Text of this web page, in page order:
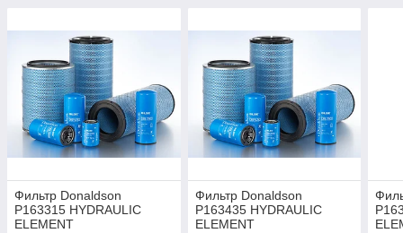
Фильтр Donaldson
P163315 HYDRAULIC
ELEMENT
Фильтр Donaldson
P163435 HYDRAULIC
ELEMENT